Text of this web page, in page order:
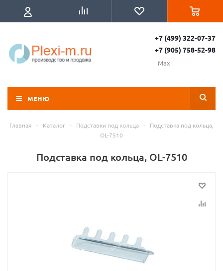
+7 (499) 322-07-37
+7 (905) 758-52-98
Max
МЕНЮ
Главная - Каталог - Подставки под кольца -
Подставка под кольца,
OL-7510
Подставка под кольца, OL-7510